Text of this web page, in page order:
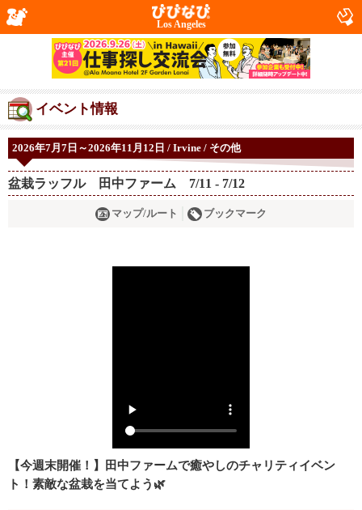
Los Angeles
イベント情報
2026年7月7日～2026年11月12日 / Irvine / その他
盆栽ラッフル 田中ファーム 7/11 - 7/12
マップ/ルート ブックマーク
【今週末開催！】田中ファームで癒やしのチャリティイベン
ト！素敵な盆栽を当てよう🌿